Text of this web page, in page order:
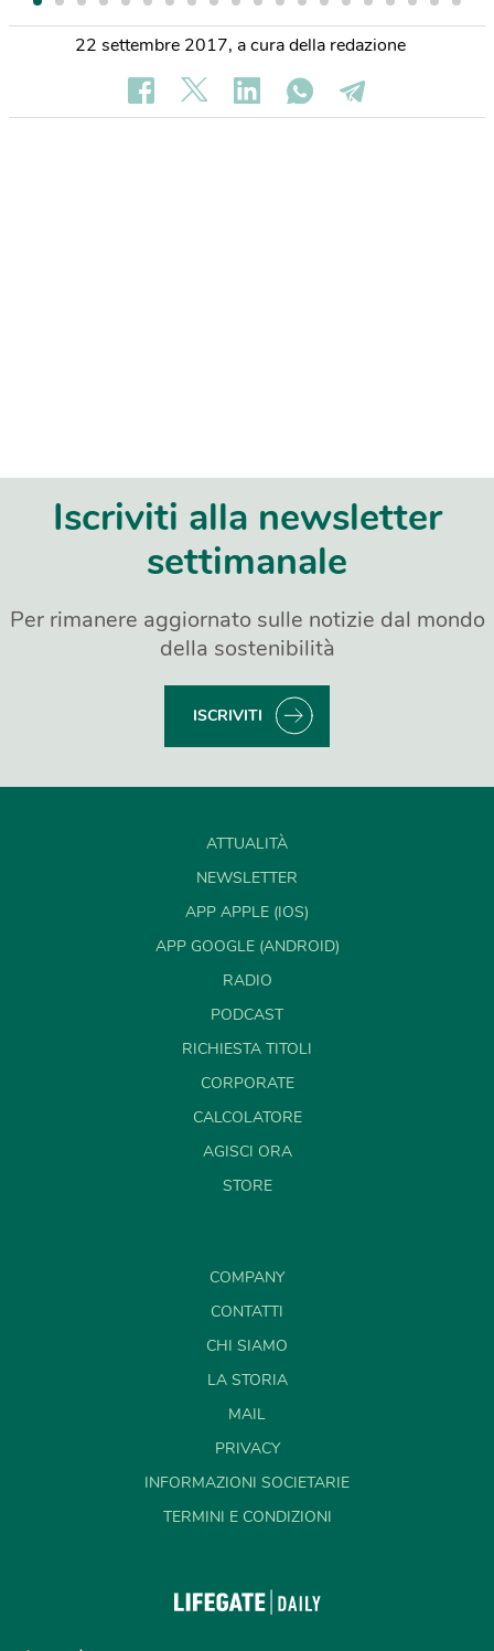
22 settembre 2017, a cura della redazione
Iscriviti alla newsletter
settimanale
Per rimanere aggiornato sulle notizie dal mondo
della sostenibilità
ISCRIVITI
ATTUALITÀ
NEWSLETTER
APP APPLE (IOS)
APP GOOGLE (ANDROID)
RADIO
PODCAST
RICHIESTA TITOLI
CORPORATE
CALCOLATORE
AGISCI ORA
STORE
COMPANY
CONTATTI
CHI SIAMO
LA STORIA
MAIL
PRIVACY
INFORMAZIONI SOCIETARIE
TERMINI E CONDIZIONI